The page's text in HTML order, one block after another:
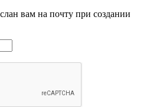
вам на почту при создании